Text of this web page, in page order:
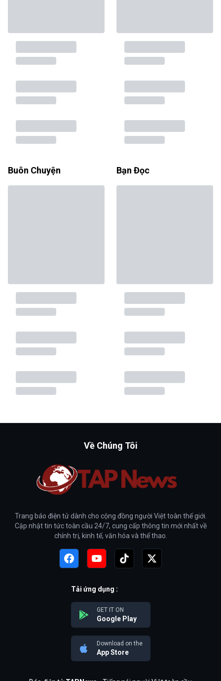
Buôn Chuyện Bạn Đọc
Về Chúng Tôi
Trang báo điện tử dành cho cộng đồng người Việt toàn thế giới.
Cập nhật tin tức toàn cầu 24/7, cung cấp thông tin mới nhất về
chính trị, kinh tế, văn hóa và thể thao.
Tải ứng dụng :
GET IT ON
Google Play
Download on the
App Store